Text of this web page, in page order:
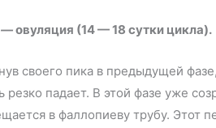
—овуляция (14 — 18 сутки цикла).
своего пика в предыдущей
резко падает. В этой фазе уже
в фаллопиеву трубу. Этот